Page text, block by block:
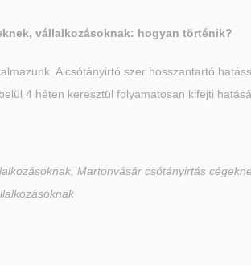
vállalkozásoknak: hogyan történik?
A csótányirtó szer hosszantartó
4 héten keresztül folyamatosan kifejti
Martonvásár csótányirtás